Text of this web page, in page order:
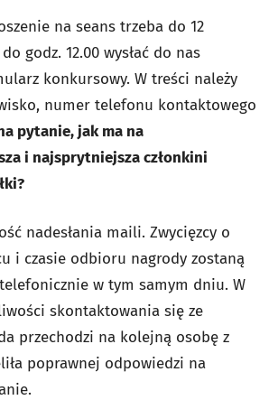
na seans trzeba do 12
godz. 12.00 wysłać do nas
konkursowy. W treści należy
numer telefonu kontaktowego
pytanie, jak ma na
i najsprytniejsza członkini
nadesłania maili. Zwycięzcy o
i czasie odbioru nagrody zostaną
w tym samym dniu. W
skontaktowania się ze
przechodzi na kolejną osobę z
poprawnej odpowiedzi na